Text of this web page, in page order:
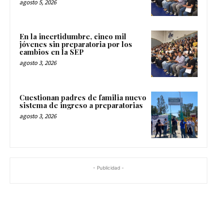
agosto 5, 2026
En la incertidumbre, cinco mil
jóvenes sin preparatoria por los
cambios en la SEP
agosto 3, 2026
Cuestionan padres de familia nuevo
sistema de ingreso a preparatorias
agosto 3, 2026
- Publicidad -